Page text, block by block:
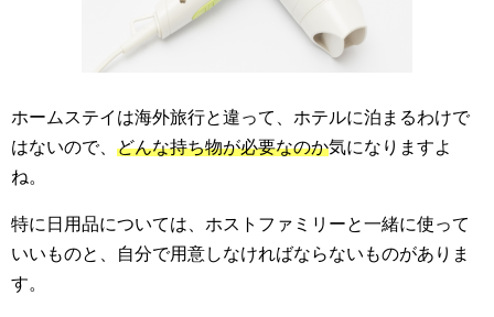
ホームステイは海外旅行と違って、ホテルに泊まるわけで
はないので、 どんな持ち物が必要なのか気になりますよ
ね。
特に日用品については、ホストファミリーと一緒に使って
いいものと、自分で用意しなければならないものがありま
す。